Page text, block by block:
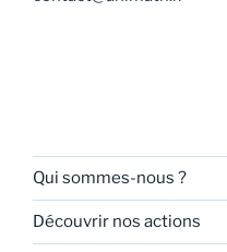
Qui sommes-nous ?
Découvrir nos actions